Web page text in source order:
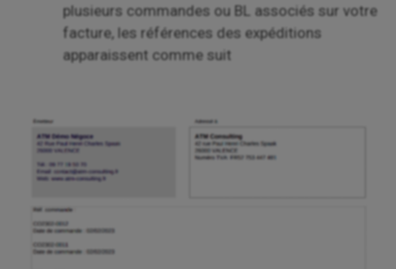
plusieurs commandes ou BL associés sur votre
facture, les références des expéditions
apparaissent comme suit